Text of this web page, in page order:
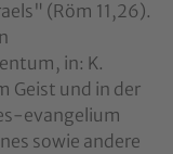
(Röm 11,26).
in: K.
Geist und in der
evangelium
sowie andere